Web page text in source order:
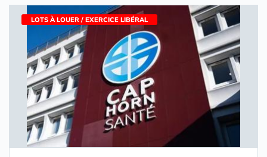
LOTS À LOUER / EXERCICE LIBÉRAL